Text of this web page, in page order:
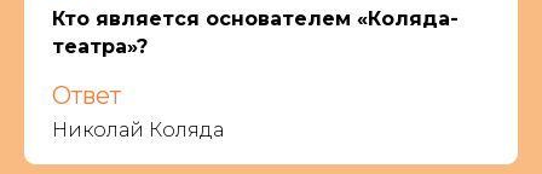
Кто является основателем «Коляда-
театра»?
Ответ
Николай Коляда